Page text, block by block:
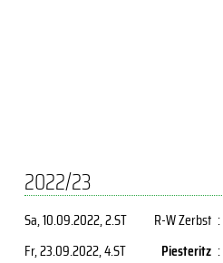
2022/23
Sa, 10.09.2022, 2.ST R-W Zerbst :
Fr, 23.09.2022, 4.ST Piesteritz :